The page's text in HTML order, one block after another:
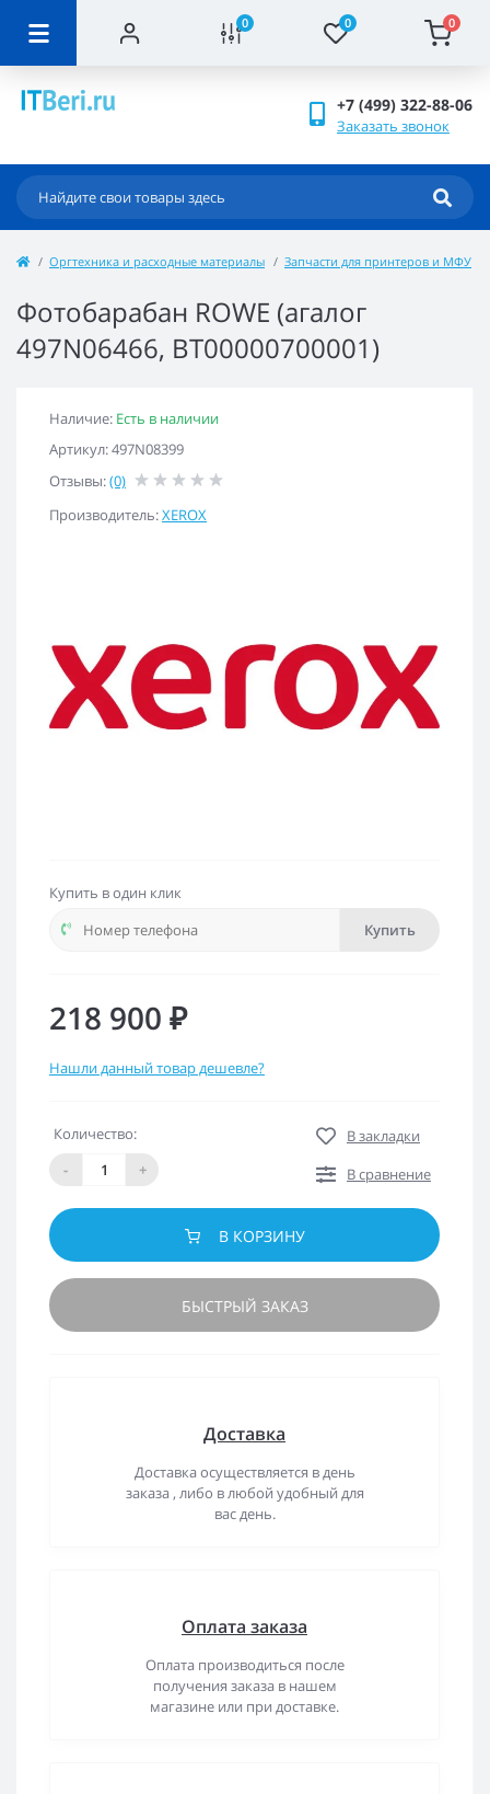
0 0 0
+7 (499) 322-88-06
Заказать звонок
Оргтехника и расходные материалы Запчасти для принтеров и МФУ
Фотобарабан ROWE (агалог
497N06466, BT00000700001)
Наличие: Есть в наличии
Артикул: 497N08399
Отзывы:(0)
Производитель:XEROX
Купить в один клик
Купить
218 900 ₽
Нашли данный товар дешевле?
Количество:
-
+
В закладки
В сравнение
В КОРЗИНУ
БЫСТРЫЙ ЗАКАЗ
Доставка
Доставка осуществляется в день
заказа , либо в любой удобный для
вас день.
Оплата заказа
Оплата производиться после
получения заказа в нашем
магазине или при доставке.